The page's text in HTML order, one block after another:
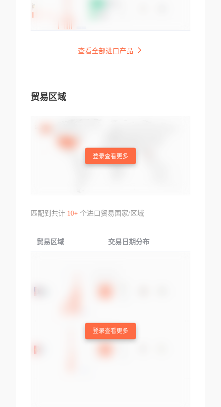
查看全部进口产品
贸易区域
登录查看更多
匹配到共计 10+个进口贸易国家/区域
贸易区域 交易日期分布
登录查看更多